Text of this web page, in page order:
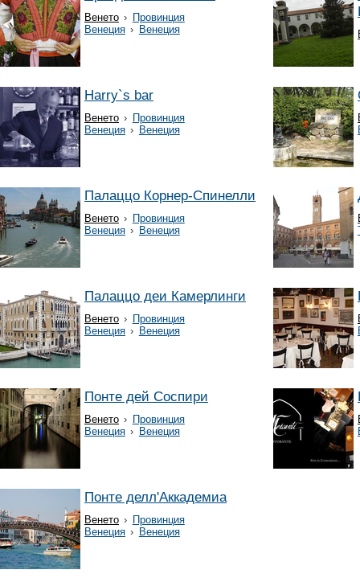
Венето › Провинция
Венеция › Венеция
Harry`s bar
Венето › Провинция
Венеция › Венеция
Палаццо Корнер-Спинелли
Венето › Провинция
Венеция › Венеция
Палаццо деи Камерлинги
Венето › Провинция
Венеция › Венеция
Понте дей Соспири
Венето › Провинция
Венеция › Венеция
Понте делл'Аккадемиа
Венето › Провинция
Венеция › Венеция